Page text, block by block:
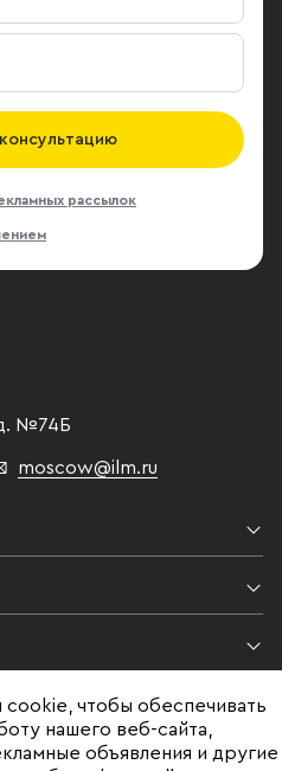
рассылок
№74Б
moscow@ilm.ru
чтобы обеспечивать
нашего веб-сайта,
объявления и другие